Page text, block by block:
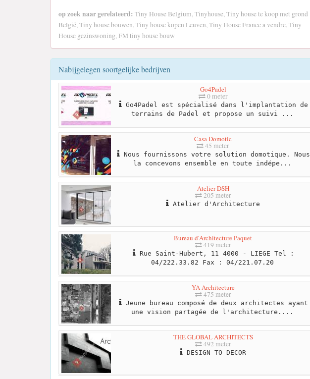
op zoek naar gerelateerd: Tiny House Belgium, Tinyhouse, Tiny house te koop met grond
België, Tiny house bouwen, Tiny house kopen Leuven, Tiny House France a vendre, Tiny
House gezinswoning, FM tiny house bouw
Nabijgelegen soortgelijke bedrijven
Go4Padel
0 meter
Go4Padel est spécialisé dans l'implantation de
terrains de Padel et propose un suivi ...
Casa Domotic
45 meter
Nous fournissons votre solution domotique. Nous
la concevons ensemble en toute indépe...
Atelier DSH
205 meter
Atelier d'Architecture
Bureau d'Architecture Paquet
419 meter
Rue Saint-Hubert, 11 4000 - LIEGE Tel :
04/222.33.82 Fax : 04/221.07.20
YA Architecture
475 meter
Jeune bureau composé de deux architectes ayant
une vision partagée de l'architecture....
THE GLOBAL ARCHITECTS
492 meter
DESIGN TO DECOR